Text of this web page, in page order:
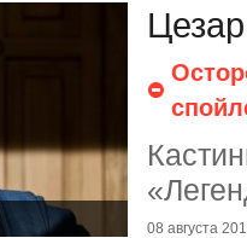
08 августа